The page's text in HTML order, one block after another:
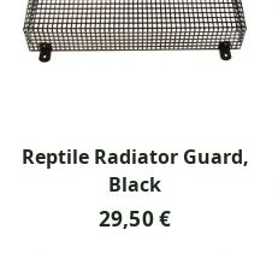
Reptile Radiator Guard,
Black
29,50 €